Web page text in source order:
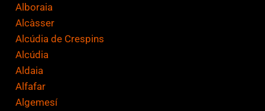
Alboraia
Alcàsser
Alcúdia de Crespins
Alcúdia
Aldaia
Alfafar
Algemesí